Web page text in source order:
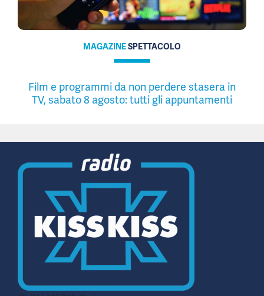
MAGAZINESPETTACOLO
Film e programmi da non perdere stasera in
TV, sabato 8 agosto: tutti gli appuntamenti